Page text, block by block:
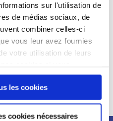
sur l'utilisation de
de médias sociaux, de
combiner celles-ci
vous leur avez fournies
votre utilisation de leurs
Web.
les cookies
cookies nécessaires